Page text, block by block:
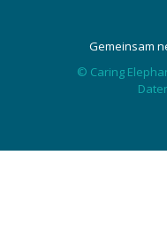
Gemeinsam
© Caring